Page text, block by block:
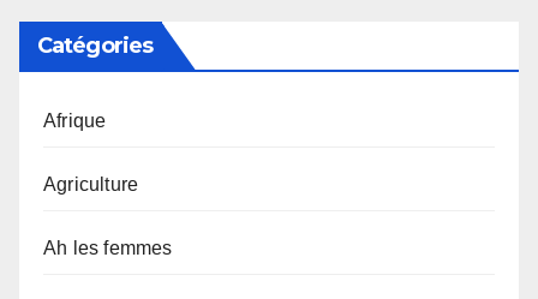
Catégories
Afrique
Agriculture
Ah les femmes